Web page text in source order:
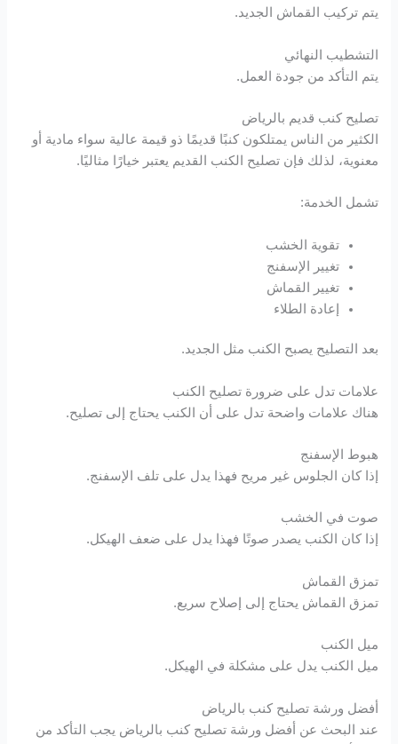
يتم تركيب القماش الجديد.
التشطيب النهائي
يتم التأكد من جودة العمل.
تصليح كنب قديم بالرياض
الكثير من الناس يمتلكون كنبًا قديمًا ذو قيمة عالية سواء مادية أو
معنوية، لذلك فإن تصليح الكنب القديم يعتبر خيارًا مثاليًا.
تشمل الخدمة:
تقوية الخشب
تغيير الإسفنج
تغيير القماش
إعادة الطلاء
بعد التصليح يصبح الكنب مثل الجديد.
علامات تدل على ضرورة تصليح الكنب
هناك علامات واضحة تدل على أن الكنب يحتاج إلى تصليح.
هبوط الإسفنج
إذا كان الجلوس غير مريح فهذا يدل على تلف الإسفنج.
صوت في الخشب
إذا كان الكنب يصدر صوتًا فهذا يدل على ضعف الهيكل.
تمزق القماش
تمزق القماش يحتاج إلى إصلاح سريع.
ميل الكنب
ميل الكنب يدل على مشكلة في الهيكل.
أفضل ورشة تصليح كنب بالرياض
عند البحث عن أفضل ورشة تصليح كنب بالرياض يجب التأكد من